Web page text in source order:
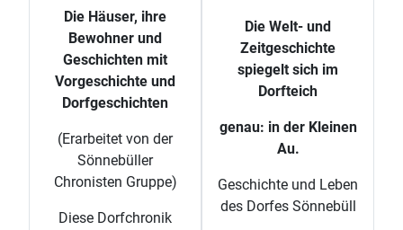
Die Häuser, ihre
Bewohner und
Geschichten mit
Vorgeschichte und
Dorfgeschichten
(Erarbeitet von der
Sönnebüller
Chronisten Gruppe)
Diese Dorfchronik
Die Welt- und
Zeitgeschichte
spiegelt sich im
Dorfteich
genau: in der Kleinen
Au.
Geschichte und Leben
des Dorfes Sönnebüll